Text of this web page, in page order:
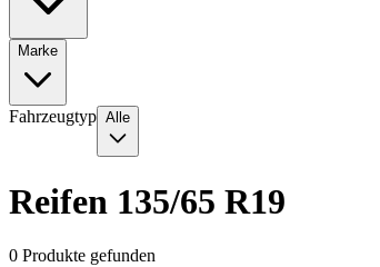
Marke
Fahrzeugtyp Alle
Reifen 135/65 R19
0 Produkte gefunden